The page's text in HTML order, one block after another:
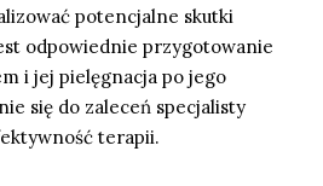
potencjalne skutki
odpowiednie przygotowanie
i jej pielęgnacja po jego
się do zaleceń specjalisty
terapii.